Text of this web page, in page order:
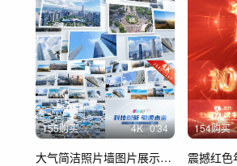
155购买 4K 0'34
大气简洁照片墙图片展示照片汇聚logo
154购买